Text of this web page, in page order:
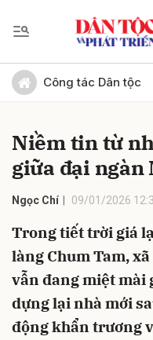
Công tác Dân tộc
Niềm tin từ
giữa đại ngàn
Ngọc Chí 09/01/2026
Trong tiết trời giá
làng Chum Tam,
vẫn đang miệt mài
dựng lại nhà mới
động khẩn trương
Gửi bình luận